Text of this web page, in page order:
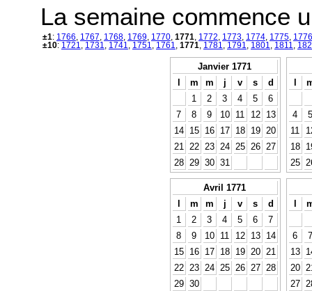
La semaine commence
±1: 1766 1767 1768 1769 1770 1771 1772 1773 1774 1775 1776
±10: 1721 1731 1741 1751 1761 1771 1781 1791 1801 1811
Janvier 1771
l
m m j v s
d
1
2 3 4 5
6
7
8 9 10 11 12
13
14
15 16 17 18 19
20
21
22 23 24 25 26
27
28
29 30 31
l
4
5
11
18
25
Avril 1771
l
m m j v s
d
1
2 3 4 5 6
7
8
9 10 11 12 13
14
15
16 17 18 19 20
21
22
23 24 25 26 27
28
29 30
l
6
7
13
20
27